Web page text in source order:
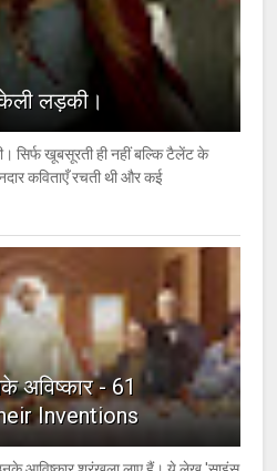
लड़की।
सिर्फ खूबसूरती ही नहीं बल्कि टैलेंट के
कविताएँ रचती थी और कई
अविष्कार - 61
Inventions